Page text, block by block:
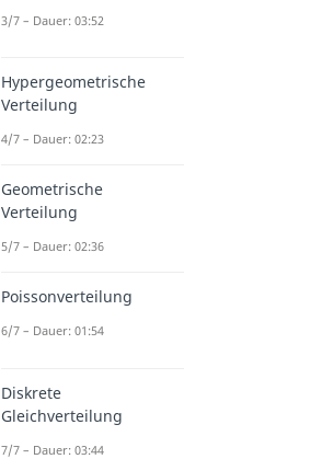
3/7 – Dauer: 03:52
Hypergeometrische
Verteilung
4/7 – Dauer: 02:23
Geometrische
Verteilung
5/7 – Dauer: 02:36
Poissonverteilung
6/7 – Dauer: 01:54
Diskrete
Gleichverteilung
7/7 – Dauer: 03:44